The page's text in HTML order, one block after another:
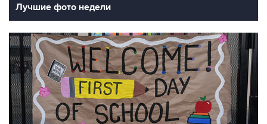
Лучшие фото недели